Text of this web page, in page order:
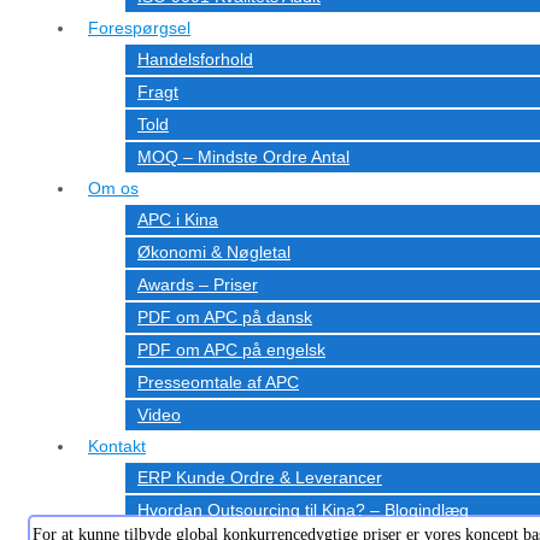
Forespørgsel
Handelsforhold
Fragt
Told
MOQ – Mindste Ordre Antal
Om os
APC i Kina
Økonomi & Nøgletal
Awards – Priser
PDF om APC på dansk
PDF om APC på engelsk
Presseomtale af APC
Video
Kontakt
ERP Kunde Ordre & Leverancer
Hvordan Outsourcing til Kina? – Blogindlæg
For at kunne tilbyde global konkurrencedygtige priser er vores koncept